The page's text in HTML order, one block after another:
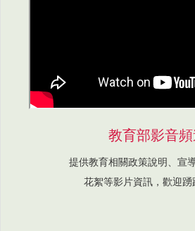
教育部影音
提供教育相關政策說明、宣
花絮等影片資訊，歡迎踴